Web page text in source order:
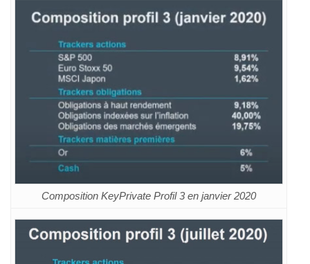
Composition KeyPrivate Profil 3 en janvier 2020